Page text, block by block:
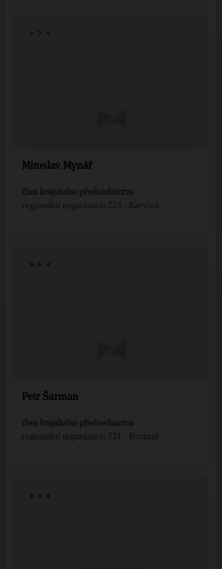
▶ 7 ◀
Miroslav Mynář
člen krajského předsednictva
regionální organizace: 723 - Karviná
▶ 8 ◀
Petr Šarman
člen krajského předsednictva
regionální organizace: 721 - Bruntál
▶ 9 ◀